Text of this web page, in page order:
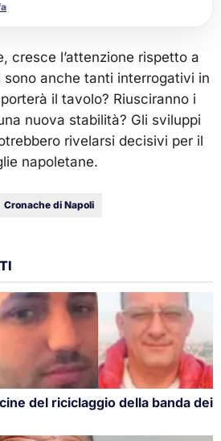
cresce l’attenzione rispetto a
anche tanti interrogativi in
il tavolo? Riusciranno i
nuova stabilità? Gli sviluppi
rivelarsi decisivi per il
napoletane.
Cronache di Napoli
del riciclaggio della banda dei